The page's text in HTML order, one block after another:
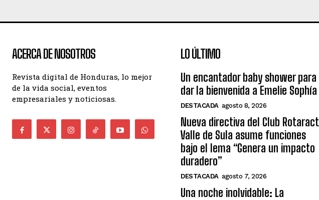
ACERCA DE NOSOTROS
Revista digital de Honduras, lo mejor
de la vida social, eventos
empresariales y noticiosas.
LO ÚLTIMO
Un encantador baby shower para
dar la bienvenida a Emelie Sophía
DESTACADA agosto 8, 2026
Nueva directiva del Club Rotaract
Valle de Sula asume funciones
bajo el lema “Genera un impacto
duradero”
DESTACADA agosto 7, 2026
Una noche inolvidable: La